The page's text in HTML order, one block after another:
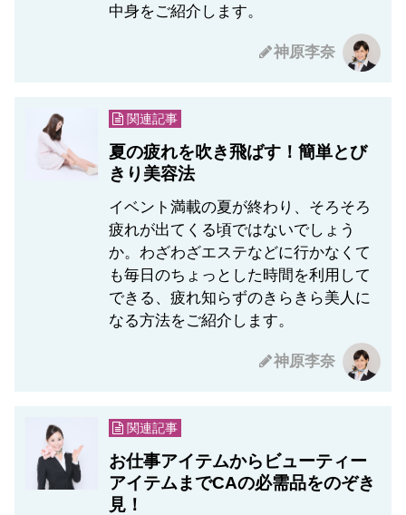
中身をご紹介します。
神原李奈
関連記事
夏の疲れを吹き飛ばす！簡単とび
きり美容法
イベント満載の夏が終わり、そろそろ
疲れが出てくる頃ではないでしょう
か。わざわざエステなどに行かなくて
も毎日のちょっとした時間を利用して
できる、疲れ知らずのきらきら美人に
なる方法をご紹介します。
神原李奈
関連記事
お仕事アイテムからビューティー
アイテムまでCAの必需品をのぞき
見！